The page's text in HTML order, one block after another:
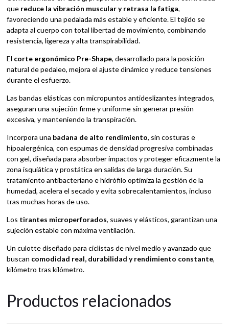
que reduce la vibración muscular y retrasa la fatiga,
favoreciendo una pedalada más estable y eficiente. El tejido se
adapta al cuerpo con total libertad de movimiento, combinando
resistencia, ligereza y alta transpirabilidad.
El corte ergonómico Pre-Shape, desarrollado para la posición
natural de pedaleo, mejora el ajuste dinámico y reduce tensiones
durante el esfuerzo.
Las bandas elásticas con micropuntos antideslizantes integrados,
aseguran una sujeción firme y uniforme sin generar presión
excesiva, y manteniendo la transpiración.
Incorpora una badana de alto rendimiento, sin costuras e
hipoalergénica, con espumas de densidad progresiva combinadas
con gel, diseñada para absorber impactos y proteger eficazmente la
zona isquiática y prostática en salidas de larga duración. Su
tratamiento antibacteriano e hidrófilo optimiza la gestión de la
humedad, acelera el secado y evita sobrecalentamientos, incluso
tras muchas horas de uso.
Los tirantes microperforados, suaves y elásticos, garantizan una
sujeción estable con máxima ventilación.
Un culotte diseñado para ciclistas de nivel medio y avanzado que
buscan comodidad real, durabilidad y rendimiento constante,
kilómetro tras kilómetro.
Productos relacionados